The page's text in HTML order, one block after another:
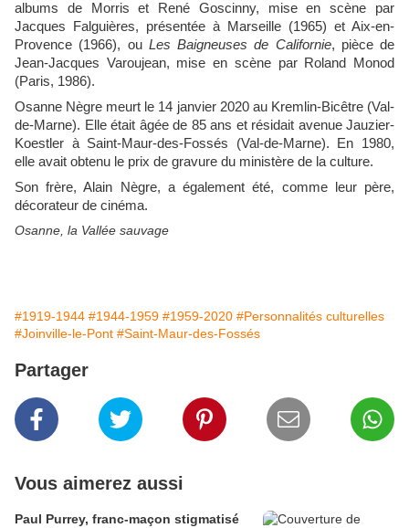
albums de Morris et René Goscinny, mise en scène par
Jacques Falguières, présentée à Marseille (1965) et Aix-en-
Provence (1966), ou Les Baigneuses de Californie, pièce de
Jean-Jacques Varoujean, mise en scène par Roland Monod
(Paris, 1986).
Osanne Nègre meurt le 14 janvier 2020 au Kremlin-Bicêtre (Val-
de-Marne). Elle était âgée de 85 ans et résidait avenue Jauzier-
Koestler à Saint-Maur-des-Fossés (Val-de-Marne). En 1980,
elle avait obtenu le prix de gravure du ministère de la culture.
Son frère, Alain Nègre, a également été, comme leur père,
décorateur de cinéma.
Osanne, la Vallée sauvage
#1919-1944 #1944-1959 #1959-2020 #Personnalités culturelles
#Joinville-le-Pont #Saint-Maur-des-Fossés
Partager
Vous aimerez aussi
Paul Purrey, franc-maçon stigmatisé